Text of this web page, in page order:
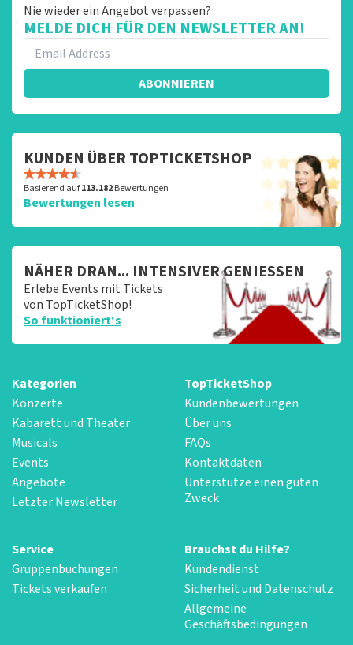
Nie wieder ein Angebot verpassen?
MELDE DICH FÜR DEN NEWSLETTER AN!
ABONNIEREN
KUNDEN ÜBER TOPTICKETSHOP
Basierend auf113.182Bewertungen
Bewertungen lesen
NÄHER DRAN... INTENSIVER GENIESSEN
Erlebe Events mit Tickets
von TopTicketShop!
So funktioniert‘s
Kategorien
Konzerte
Kabarett und Theater
Musicals
Events
Angebote
Letzter Newsletter
TopTicketShop
Kundenbewertungen
Über uns
FAQs
Kontaktdaten
Unterstütze einen guten
Zweck
Service
Gruppenbuchungen
Tickets verkaufen
Brauchst du Hilfe?
Kundendienst
Sicherheit und Datenschutz
Allgemeine
Geschäftsbedingungen